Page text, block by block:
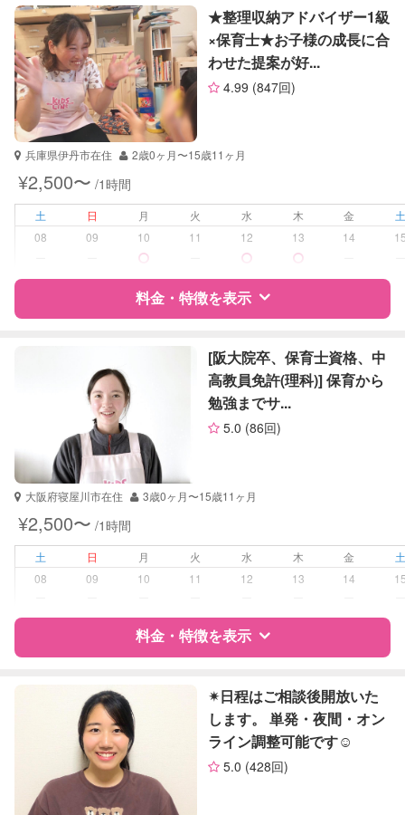
理科
社会
英語
英検
特徴 料金 レビュー
サポートの特徴
資格 自治体届出済ベビーシッター
受験対策 高校受験
学校/塾の補習・宿題
中学生
TOEIC
★整理収納アドバイザー1級
×保育士★お子様の成長に合
わせた提案が好...
4.99 (847回)
兵庫県伊丹市在住 2歳0ヶ月〜15歳11ヶ月
¥2,500〜 /1時間
土 日 月 火 水 木 金
08
09 10 11 12 13 14
料金・特徴を表示
レビュー
サポートの特徴
保育士
整理収納アドバイザー1級
受験対策 なし
なし
[阪大院卒、保育士資格、中
高教員免許(理科)] 保育から
勉強までサ...
5.0 (86回)
大阪府寝屋川市在住 3歳0ヶ月〜15歳11ヶ月
¥2,500〜 /1時間
土 日 月 火 水 木 金
08
09 10 11 12 13 14
料金・特徴を表示
料金
サポートの特徴
資格
保育士
✴︎日程はご相談後開放いた
します。 単発・夜間・オン
ライン調整可能です☺
5.0 (428回)